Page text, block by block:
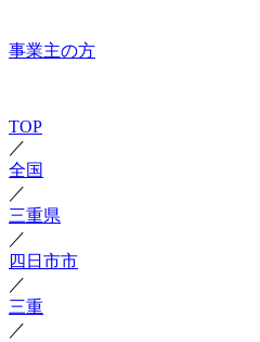
事業主の方
TOP
／
全国
／
三重県
／
四日市市
／
三重
／